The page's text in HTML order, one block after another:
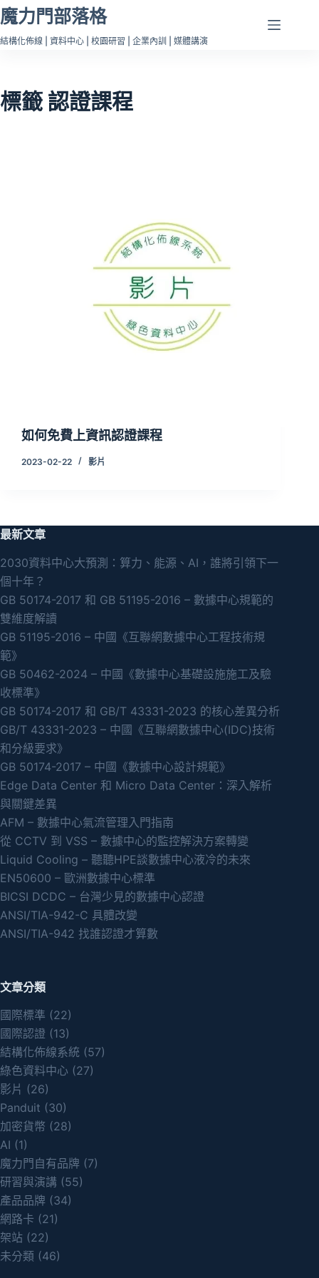
跳
至
主
容
魔力門部落格
結構化佈線 | 資料中心 | 校園研習 | 企業內訓 | 媒體講演
標籤 認證課程
如何免費上資訊認證課程
2023-02-22 影片
最新文章
2030資料中心大預測：算力、能源、AI，誰將引領下一
個十年？
GB 50174-2017 和 GB 51195-2016 – 數據中心規範的
雙維度解讀
GB 51195-2016 – 中國《互聯網數據中心工程技術規
範》
GB 50462-2024 – 中國《數據中心基礎設施施工及驗
收標準》
GB 50174-2017 和 GB/T 43331-2023 的核心差異分析
GB/T 43331-2023 – 中國《互聯網數據中心(IDC)技術
和分級要求》
GB 50174-2017 – 中國《數據中心設計規範》
Edge Data Center 和 Micro Data Center：深入解析
與關鍵差異
AFM – 數據中心氣流管理入門指南
從 CCTV 到 VSS – 數據中心的監控解決方案轉變
Liquid Cooling – 聽聽HPE談數據中心液冷的未來
EN50600 – 歐洲數據中心標準
BICSI DCDC – 台灣少見的數據中心認證
ANSI/TIA-942-C 具體改變
ANSI/TIA-942 找誰認證才算數
文章分類
國際標準 (22)
國際認證 (13)
結構化佈線系統 (57)
綠色資料中心 (27)
影片 (26)
Panduit (30)
加密貨幣 (28)
AI (1)
魔力門自有品牌 (7)
研習與演講 (55)
產品品牌 (34)
網路卡 (21)
架站 (22)
未分類 (46)